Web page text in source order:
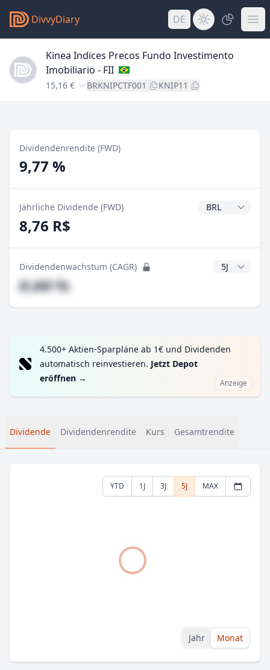
DivvyDiary DE
Kinea Indices Precos Fundo Investimento
Imobiliario - FII
15,16 € BRKNIPCTF001 KNIP11
Dividendenrendite (FWD)
9,77 %
Jährliche Dividende (FWD)
8,76 R$
Dividendenwachstum (CAGR) CAGR Jahre
#,## %
4.500+ Aktien-Sparpläne ab 1€ und Dividenden
automatisch reinvestieren. Jetzt Depot
eröffnen → Anzeige
Dividende Dividendenrendite Kurs Gesamtrendite
YTD 1J 3J 5J MAX
Jahr Monat